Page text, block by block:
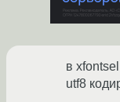
в
utf8